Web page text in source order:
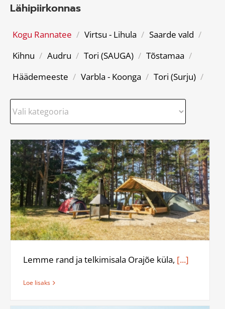
Lähipiirkonnas
Kogu Rannatee / Virtsu - Lihula / Saarde vald /
Kihnu / Audru / Tori (SAUGA) / Tõstamaa /
Häädemeeste / Varbla - Koonga / Tori (Surju) /
Lemme rand ja telkimisala Orajõe küla, [...]
Loe lisaks